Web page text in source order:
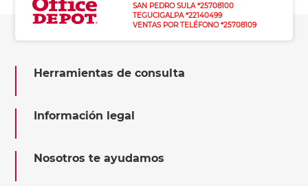
SAN PEDRO SULA *25708100
TEGUCIGALPA *22140499
VENTAS POR TELÉFONO *25708109
Herramientas de consulta
Información legal
Nosotros te ayudamos